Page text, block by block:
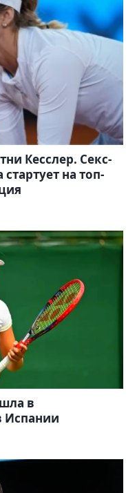
Кесслер. Секс-
на топ-
в
Испании